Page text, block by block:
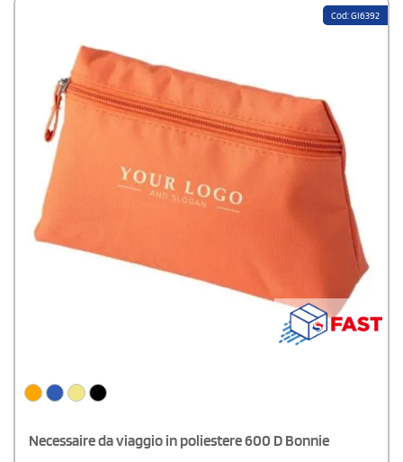
Cod: GI6392
Necessaire da viaggio in poliestere 600 D Bonnie